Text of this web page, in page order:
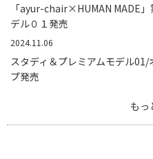
「ayur-chair×HUMAN MADE
デル０１発売
2024.11.06
スタディ＆プレミアムモデル
プ発売
もっ